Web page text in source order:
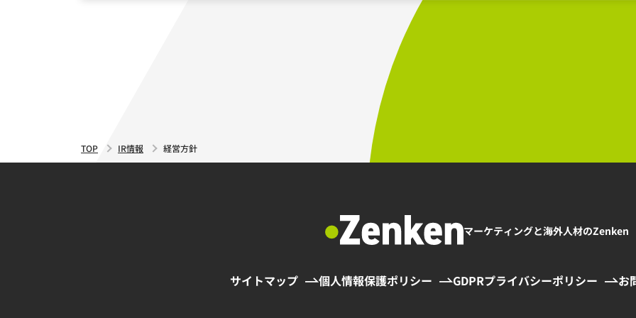
HRセグメント
グローバル人材育成のための語学教育
TOP IR情報 経営方針
マーケティングと海外人材のZenken
サイトマップ 個人情報保護ポリシー GDPRプライバシーポリシー お